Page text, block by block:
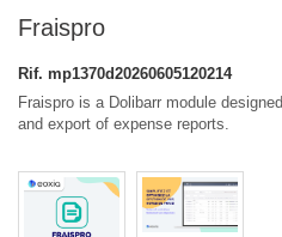
Fraispro
Rif. mp1370d20260605120214
Fraispro is a Dolibarr module
and export of expense reports.